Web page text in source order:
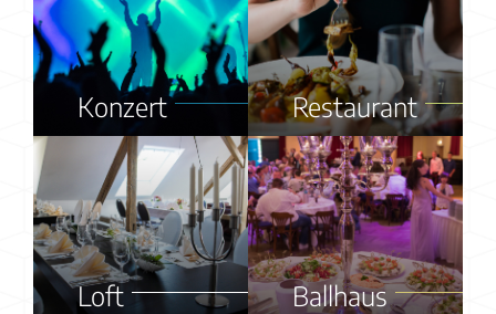
Konzert Restaurant
Loft Ballhaus